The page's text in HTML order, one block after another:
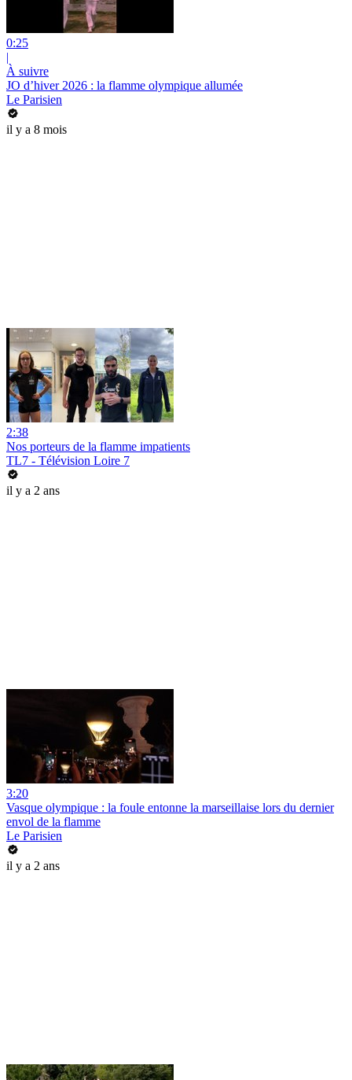
0:25
|
À suivre
JO d’hiver 2026 : la flamme olympique allumée
Le Parisien
il y a 8 mois
2:38
Nos porteurs de la flamme impatients
TL7 - Télévision Loire 7
il y a 2 ans
3:20
Vasque olympique : la foule entonne la marseillaise lors du dernier
envol de la flamme
Le Parisien
il y a 2 ans